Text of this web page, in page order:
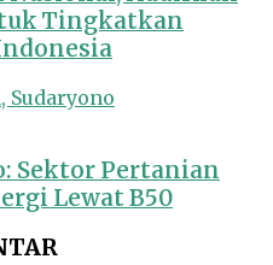
Tingkatkan
Sektor Pertanian
Lewat B50